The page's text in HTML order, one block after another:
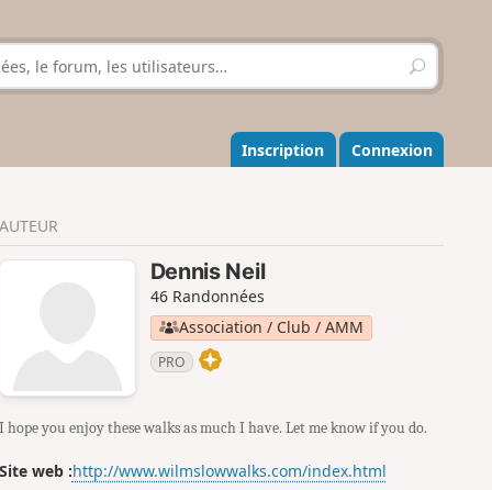
R
e
h
e
r
r
Inscription Connexion
AUTEUR
Dennis Neil
46 Randonnées
Association / Club / AMM
PRO
I hope you enjoy these walks as much I have. Let me know if you do.
Site web :http://www.wilmslowwalks.com/index.html